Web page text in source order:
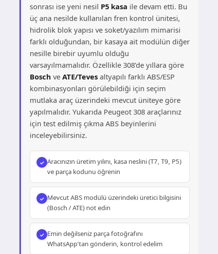
sonrası ise yeni nesil P5 kasa ile devam etti. Bu
üç ana nesilde kullanılan fren kontrol ünitesi,
hidrolik blok yapısı ve soket/yazılım mimarisi
farklı olduğundan, bir kasaya ait modülün diğer
nesille birebir uyumlu olduğu
varsayılmamalıdır. Özellikle 308’de yıllara göre
Bosch ve ATE/Tevesaltyapılı farklı ABS/ESP
kombinasyonları görülebildiği için seçim
mutlaka araç üzerindeki mevcut üniteye göre
yapılmalıdır. Yukarıda Peugeot 308 araçlarınız
için test edilmiş çıkma ABS beyinlerini
inceleyebilirsiniz.
Aracınızın üretim yılını, kasa neslini (T7, T9, P5)
ve parça kodunu öğrenin
Mevcut ABS modülü üzerindeki üretici bilgisini
(Bosch / ATE) not edin
Emin değilseniz parça fotoğrafını
WhatsApp'tan gönderin, kontrol edelim